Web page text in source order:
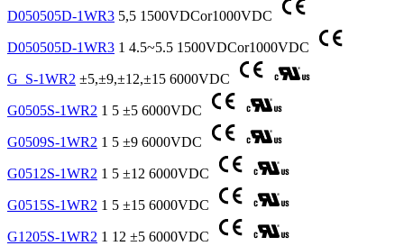
D050505D-1WR3 5,5 1500VDCor1000VDC
D050505D-1WR3 1 4.5~5.5 1500VDCor1000VDC
G_S-1WR2 ±5,±9,±12,±15 6000VDC
G0505S-1WR2 1 5 ±5 6000VDC
G0509S-1WR2 1 5 ±9 6000VDC
G0512S-1WR2 1 5 ±12 6000VDC
G0515S-1WR2 1 5 ±15 6000VDC
G1205S-1WR2 1 12 ±5 6000VDC